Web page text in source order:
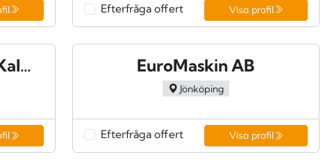
Efterfråga offert Visa profil
BTM Scandinavia AB - Kalmar EuroMaskin AB
Jönköping
Efterfråga offert Visa profil